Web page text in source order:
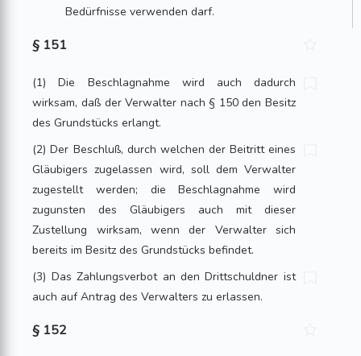
Bedürfnisse verwenden darf.
§ 151
(1) Die Beschlagnahme wird auch dadurch
wirksam, daß der Verwalter nach § 150 den Besitz
des Grundstücks erlangt.
(2) Der Beschluß, durch welchen der Beitritt eines
Gläubigers zugelassen wird, soll dem Verwalter
zugestellt werden; die Beschlagnahme wird
zugunsten des Gläubigers auch mit dieser
Zustellung wirksam, wenn der Verwalter sich
bereits im Besitz des Grundstücks befindet.
(3) Das Zahlungsverbot an den Drittschuldner ist
auch auf Antrag des Verwalters zu erlassen.
§ 152